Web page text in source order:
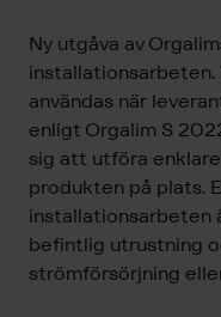
Ny utgåva av
användas när
enligt Orgalim S
sig att utföra
produkten på plats.
installationsarbeten
befintlig utrustning
strömförsörjning